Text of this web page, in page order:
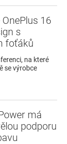
16
s
foťáků
na které
se výrobce
má
podporu